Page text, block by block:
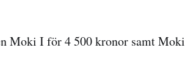
Moki I för 4 500 kronor samt Moki